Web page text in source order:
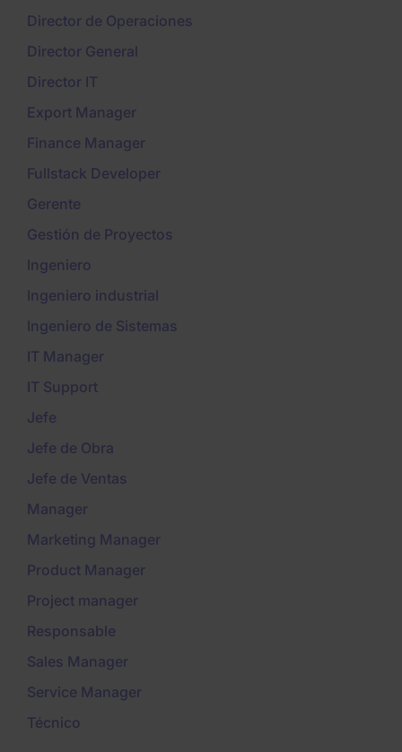
Director de Operaciones
Director General
Director IT
Export Manager
Finance Manager
Fullstack Developer
Gerente
Gestión de Proyectos
Ingeniero
Ingeniero industrial
Ingeniero de Sistemas
IT Manager
IT Support
Jefe
Jefe de Obra
Jefe de Ventas
Manager
Marketing Manager
Product Manager
Project manager
Responsable
Sales Manager
Service Manager
Técnico